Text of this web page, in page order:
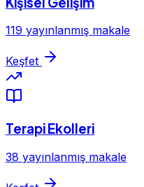
119 yayınlanmış makale
Keşfet
Terapi Ekolleri
38 yayınlanmış makale